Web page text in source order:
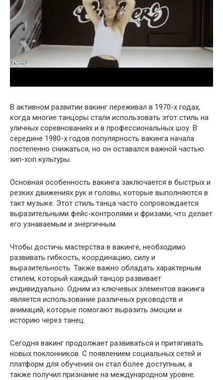
В активном развитии вакинг переживал в 1970-х годах,
когда многие танцоры стали использовать этот стиль на
уличных соревнованиях и в профессиональных шоу. В
середине 1980-х годов популярность вакинга начала
постепенно снижаться, но он оставался важной частью
хип-хоп культуры.
Основная особенность вакинга заключается в быстрых и
резких движениях рук и головы, которые выполняются в
такт музыке. Этот стиль танца часто сопровождается
выразительными фейс-контролями и фризами, что делает
его узнаваемым и энергичным.
Чтобы достичь мастерства в вакинге, необходимо
развивать гибкость, координацию, силу и
выразительность. Также важно обладать характерным
стилем, который каждый танцор развивает
индивидуально. Одним из ключевых элементов вакинга
является использование различных руководств и
анимаций, которые помогают выразить эмоции и
историю через танец.
Сегодня вакинг продолжает развиваться и притягивать
новых поклонников. С появлением социальных сетей и
платформ для обучения он стал более доступным, а
также получил признание на международном уровне.